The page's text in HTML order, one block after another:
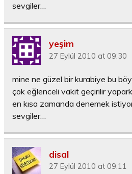
sevgiler…
yeşim
27 Eylül 2010 at 09:30
mine ne güzel bir kurabiye bu
çok eğlenceli vakit geçirilir
en kısa zamanda denemek
sevgiler…
disal
27 Eylül 2010 at 09:11